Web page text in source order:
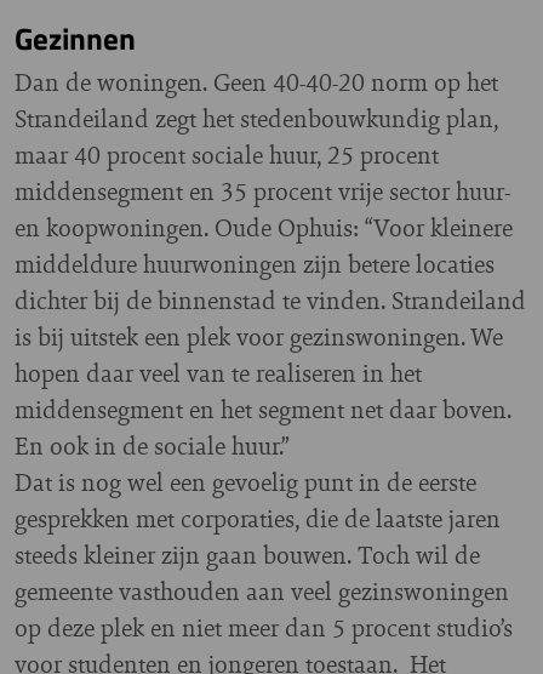
Gezinnen
Dan de woningen. Geen 40-40-20 norm op het
Strandeiland zegt het stedenbouwkundig plan,
maar 40 procent sociale huur, 25 procent
middensegment en 35 procent vrije sector huur-
en koopwoningen. Oude Ophuis: “Voor kleinere
middeldure huurwoningen zijn betere locaties
dichter bij de binnenstad te vinden. Strandeiland
is bij uitstek een plek voor gezinswoningen. We
hopen daar veel van te realiseren in het
middensegment en het segment net daar boven.
En ook in de sociale huur.”
Dat is nog wel een gevoelig punt in de eerste
gesprekken met corporaties, die de laatste jaren
steeds kleiner zijn gaan bouwen. Toch wil de
gemeente vasthouden aan veel gezinswoningen
op deze plek en niet meer dan 5 procent studio’s
voor studenten en jongeren toestaan. Het